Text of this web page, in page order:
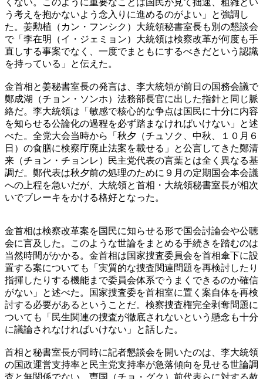
くない。このように重要なことは国民が見て拙速、粗雑とい
う考えを抱かないよう念入りに進めるのがよい」と強調し
た。姜勲植（カン・フンシク）大統領秘書室長も別の懇談会
で「李在明（イ・ジェミョン）大統領は検察改革が何度も手
直しする事案でなく、一度でまともにするべきだという認識
を持っている」と伝えた。
金首相と姜秘書室長の発言は、李大統領が前日の国務会議で
鄭成湖（チョン・ソンホ）法務部長官に出した指針と同じ脈
絡だ。李大統領は「敏感で核心的な争点は国民に十分に内容
を知らせる公論化の過程を必ず踏まなければいけない」と述
べた。全党大会当時から「秋夕（チュソク、中秋、１０月６
日）の食膳に検察庁廃止法案を載せる」と公言してきた鄭清
来（チョン・チョンレ）民主党代表の言葉とは全く異なる基
調だ。鄭代表は秋夕前の処理のために９月の定期国会本会議
への上程を急いだが、大統領と首相・大統領秘書室長が相次
いでブレーキをかける格好となった。
金首相は検察改革案を国民に知らせる形で国会討論会や公聴
会に言及した。このような世論をまとめる手続きを踏むのは
当然時間がかかる。金首相は国家捜査委員会を首相傘下に設
置する案についても「実質的な捜査関連問題を再検討したり
指揮したりする機能まで委員会体系でうまくできるのか確信
がない」と述べた。国家捜査委を首相室に置く案自体を再検
討する必要があるということだ。検察捜査権完全剥奪問題に
ついても「民生関連の捜査が徹底されないという懸念も十分
に議論されなければいけない」と話した。
首相と秘書室長が同時に記者懇談会を開いたのは、李大統領
の国政運営支持率と民主党支持率が急落傾向を見せる世論調